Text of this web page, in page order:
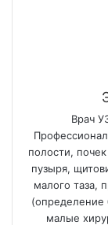
Врач
полости,
пузыря,
малого таза,
(определение
малые